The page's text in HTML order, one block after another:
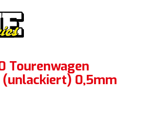
Tourenwagen
(unlackiert) 0,5mm